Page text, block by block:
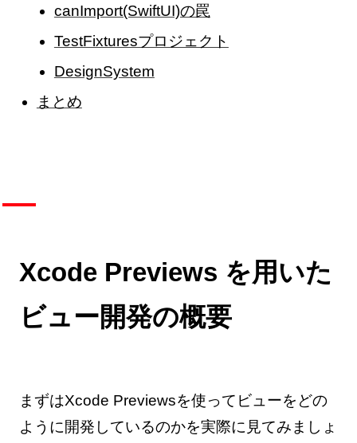
canImport(SwiftUI)の罠
TestFixturesプロジェクト
DesignSystem
まとめ
Xcode Previews を用いた
ビュー開発の概要
まずはXcode Previewsを使ってビューをどの
ように開発しているのかを実際に見てみましょ